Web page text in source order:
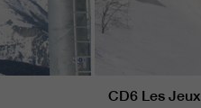
CD6 Les Jeux